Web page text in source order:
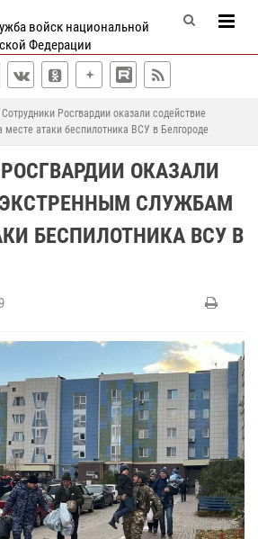
войск национальной
Федерации
Сотрудники Росгвардии оказали содействие
атаки беспилотника ВСУ в Белгороде
ОКАЗАЛИ
СЛУЖБАМ
БЕСПИЛОТНИКА ВСУ В